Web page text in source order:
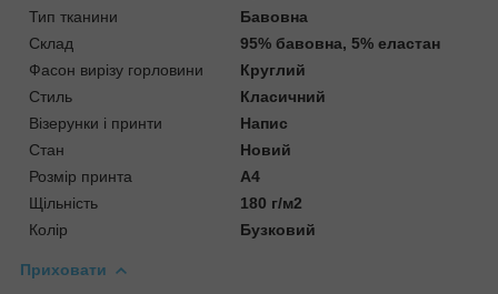
Тип тканини
Бавовна
Склад
95% бавовна, 5% еластан
Фасон вирізу горловини
Круглий
Стиль
Класичний
Візерунки і принти
Напис
Стан
Новий
Розмір принта
А4
Щільність
180 г/м2
Колір
Бузковий
Приховати